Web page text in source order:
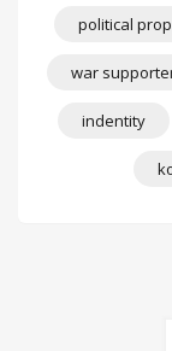
political
war
indentity